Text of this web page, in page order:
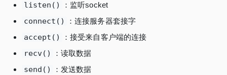
listen() ：监听socket
connect() ：连接服务器套接字
accept() ：接受来自客户端的连接
recv() ：读取数据
send() ：发送数据